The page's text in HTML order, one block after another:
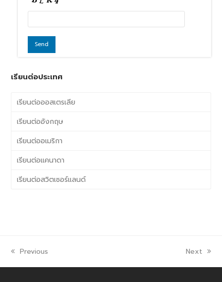
เรียนต่อประเทศ
เรียนต่อออสเตรเลีย
เรียนต่ออังกฤษ
เรียนต่ออเมริกา
เรียนต่อแคนาดา
เรียนต่อสวิตเซอร์แลนด์
Previous Next